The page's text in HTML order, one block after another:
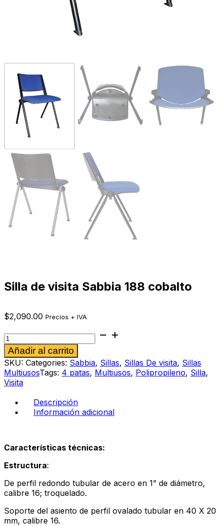
Silla de visita Sabbia 188 cobalto
$2,090.00 Precios + IVA
Silla
de
visita
Sabbia
188
cobalto
cantidad
Añadir al carrito
SKU: Categories: Sabbia, Sillas, Sillas De visita, Sillas
MultiusosTags: 4 patas, Multiusos, Polipropileno, Silla,
Visita
Descripción
Información adicional
Características técnicas:
Estructura:
De perfil redondo tubular de acero en 1” de diámetro,
calibre 16; troquelado.
Soporte del asiento de perfil ovalado tubular en 40 X 20
mm, calibre 16.